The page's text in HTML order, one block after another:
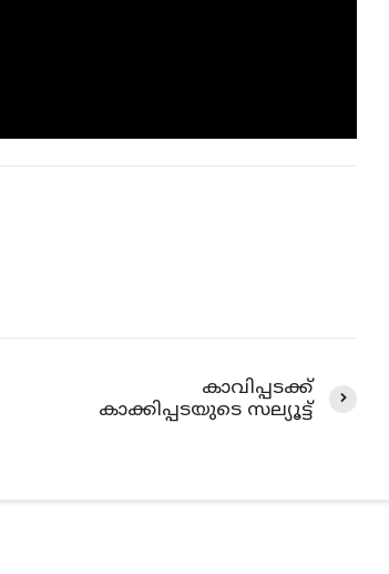
കാവിപ്പടക്ക്
കാക്കിപ്പടയുടെ സല്യൂട്ട്